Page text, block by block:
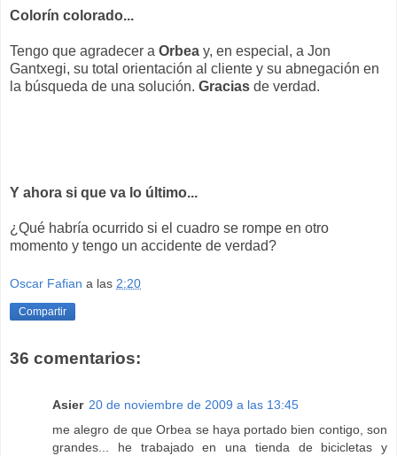
Colorín colorado...
Tengo que agradecer a Orbea y, en especial, a Jon
Gantxegi, su total orientación al cliente y su abnegación en
la búsqueda de una solución. Gracias de verdad.
Y ahora si que va lo último...
¿Qué habría ocurrido si el cuadro se rompe en otro
momento y tengo un accidente de verdad?
Oscar Fafian a las 2:20
Compartir
36 comentarios:
Asier 20 de noviembre de 2009 a las 13:45
me alegro de que Orbea se haya portado bien contigo, son
grandes... he trabajado en una tienda de bicicletas y